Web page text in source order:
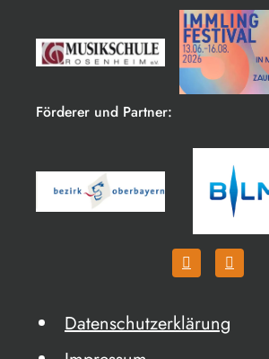
Förderer und Partner:
Datenschutzerklärung